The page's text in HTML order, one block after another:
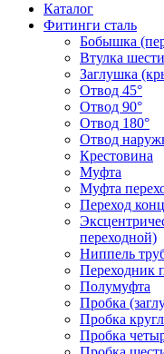
Каталог
Фитинги сталь
Бобышка
Втулка
Заглушка
Отвод 45°
Отвод 90°
Отвод 180°
Отвод
Крестовина
Муфта
Муфта
Переход
переходной)
Ниппель
Переходник
Полумуфта
Пробка
Пробка
Пробка